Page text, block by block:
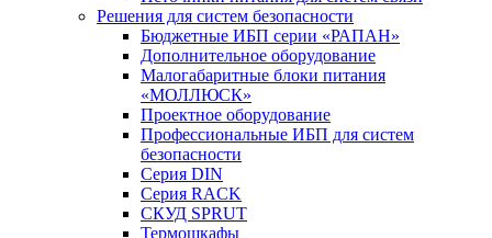
Решения для систем безопасности
Бюджетные ИБП серии «РАПАН»
Дополнительное оборудование
Малогабаритные блоки питания
«МОЛЛЮСК»
Проектное оборудование
Профессиональные ИБП для систем
безопасности
Серия DIN
Серия RACK
СКУД SPRUT
Термошкафы